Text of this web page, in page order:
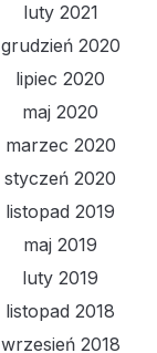
luty 2021
grudzień 2020
lipiec 2020
maj 2020
marzec 2020
styczeń 2020
listopad 2019
maj 2019
luty 2019
listopad 2018
wrzesień 2018